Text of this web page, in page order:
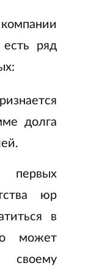
ряд
долга
первых
юр
в
может
своему